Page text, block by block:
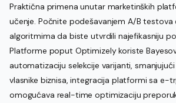
Praktična primena unutar marketinških
učenje. Počnite podešavanjem A/B testova
algoritmima da biste utvrdili najefikasniju
Platforme poput Optimizely koriste
automatizaciju selekcije varijanti,
vlasnike biznisa, integracija platformi sa e-
omogućava real-time optimizaciju